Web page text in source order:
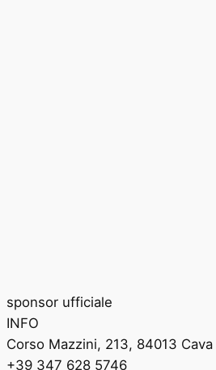
sponsor ufficiale
INFO
Corso Mazzini, 213, 84013
+39 347 628 5746